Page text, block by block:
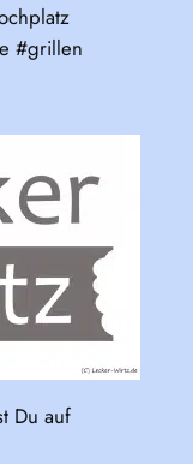
#grillen
Du auf